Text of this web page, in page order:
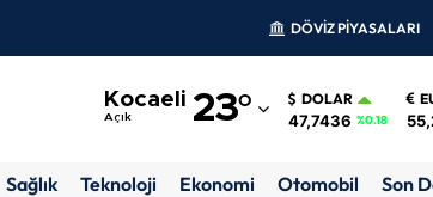
DÖVİZ PİYASALARI
Kocaeli
Açık 23°
Adıyaman
DOLAR
47,7436 %0.18
Sağlık Teknoloji Ekonomi Otomobil Son